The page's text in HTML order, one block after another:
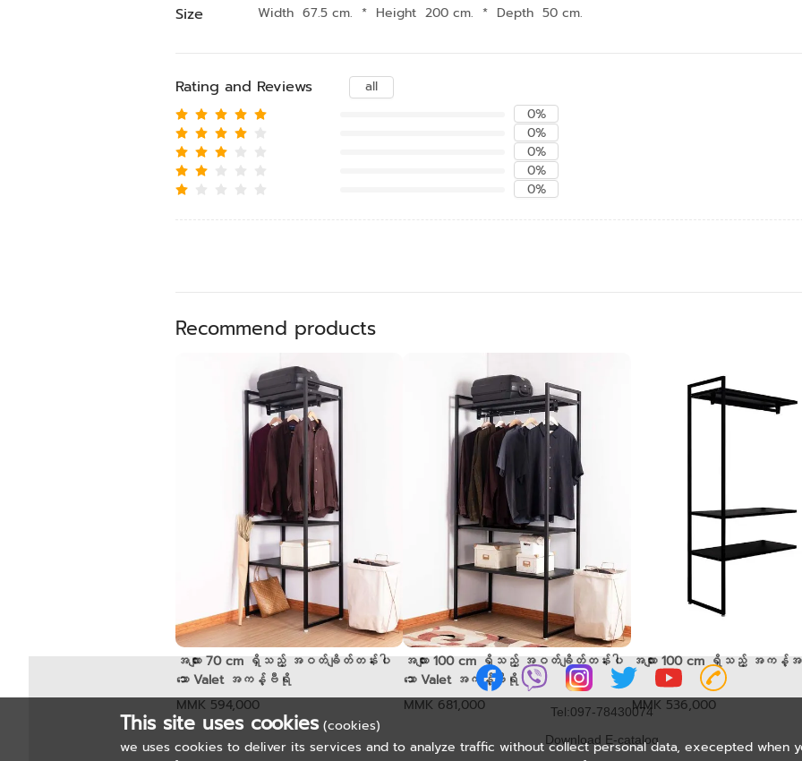
Size Width 67.5 cm. * Height 200 cm. * Depth 50 cm.
Rating and Reviews
all
0%
0%
0%
0%
0%
Recommend products
အလျား 70 cm ရှိသည့် အဝတ်ချိတ်တန်းပါ
သော Valet အကန့်ဗီရို
MMK 594,000
အလျား 100 cm ရှိသည့် အဝတ်ချိတ်တန်းပါ
သော Valet အကန့်ဗီရို
MMK 681,000
အလျား 100 cm ရှိသည့် အက
MMK 536,000
Tel:097-78430074
Download E-catalog
This site uses cookies (cookies)
we uses cookies to deliver its services and to analyze traffic without collect personal data, execepted when